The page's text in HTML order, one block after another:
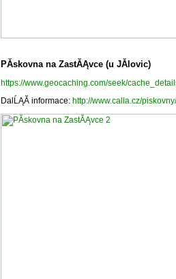
PĂ­skovna na ZastĂĄvce (u JĂ­lovic)
https://www.geocaching.com/seek/
DalĹĄĂ­ informace: http://www.calla.cz/